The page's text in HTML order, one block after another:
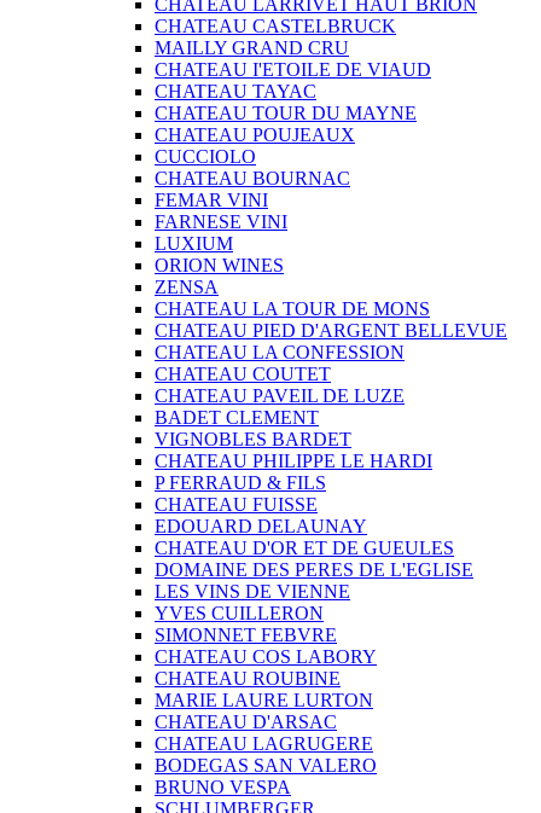
CHATEAU LARRIVET HAUT BRION
CHATEAU CASTELBRUCK
MAILLY GRAND CRU
CHATEAU I'ETOILE DE VIAUD
CHATEAU TAYAC
CHATEAU TOUR DU MAYNE
CHATEAU POUJEAUX
CUCCIOLO
CHATEAU BOURNAC
FEMAR VINI
FARNESE VINI
LUXIUM
ORION WINES
ZENSA
CHATEAU LA TOUR DE MONS
CHATEAU PIED D'ARGENT BELLEVUE
CHATEAU LA CONFESSION
CHATEAU COUTET
CHATEAU PAVEIL DE LUZE
BADET CLEMENT
VIGNOBLES BARDET
CHATEAU PHILIPPE LE HARDI
P FERRAUD & FILS
CHATEAU FUISSE
EDOUARD DELAUNAY
CHATEAU D'OR ET DE GUEULES
DOMAINE DES PERES DE L'EGLISE
LES VINS DE VIENNE
YVES CUILLERON
SIMONNET FEBVRE
CHATEAU COS LABORY
CHATEAU ROUBINE
MARIE LAURE LURTON
CHATEAU D'ARSAC
CHATEAU LAGRUGERE
BODEGAS SAN VALERO
BRUNO VESPA
SCHLUMBERGER